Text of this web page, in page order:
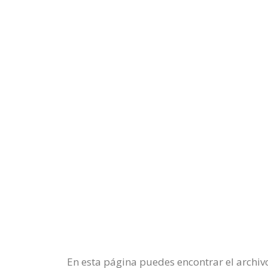
En esta página puedes encontrar el